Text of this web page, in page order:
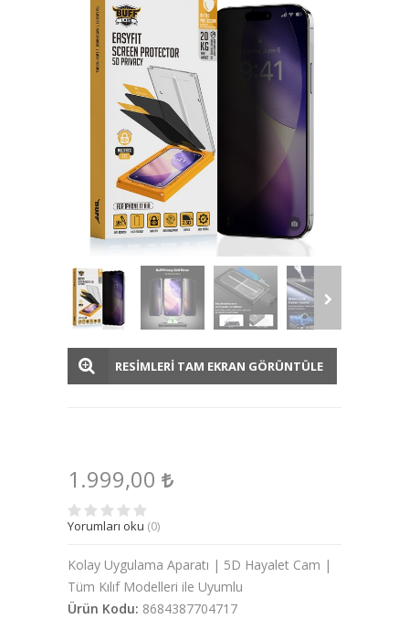
RESİMLERİ TAM EKRAN GÖRÜNTÜLE
1.999,00
Yorumları oku (0)
Kolay Uygulama Aparatı | 5D Hayalet Cam |
Tüm Kılıf Modelleri ile Uyumlu
Ürün Kodu: 8684387704717